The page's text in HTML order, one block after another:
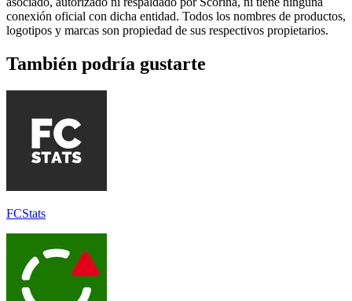
conexión oficial con dicha entidad. Todos los nombres de productos,
logotipos y marcas son propiedad de sus respectivos propietarios.
También podría gustarte
FCStats